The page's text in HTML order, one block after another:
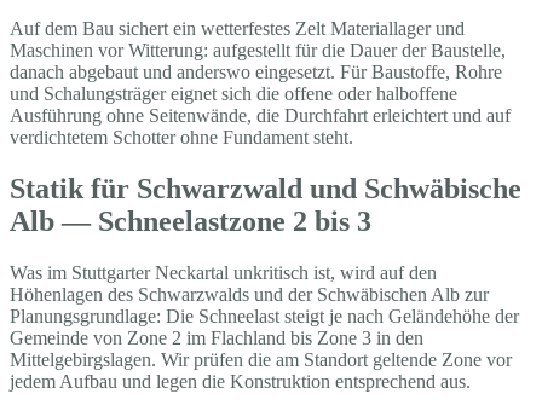
Auf dem Bau sichert ein wetterfestes Zelt Materiallager und
Maschinen vor Witterung: aufgestellt für die Dauer der Baustelle,
danach abgebaut und anderswo eingesetzt. Für Baustoffe, Rohre
und Schalungsträger eignet sich die offene oder halboffene
Ausführung ohne Seitenwände, die Durchfahrt erleichtert und auf
verdichtetem Schotter ohne Fundament steht.
Statik für Schwarzwald und Schwäbische
Alb — Schneelastzone 2 bis 3
Was im Stuttgarter Neckartal unkritisch ist, wird auf den
Höhenlagen des Schwarzwalds und der Schwäbischen Alb zur
Planungsgrundlage: Die Schneelast steigt je nach Geländehöhe der
Gemeinde von Zone 2 im Flachland bis Zone 3 in den
Mittelgebirgslagen. Wir prüfen die am Standort geltende Zone vor
jedem Aufbau und legen die Konstruktion entsprechend aus.